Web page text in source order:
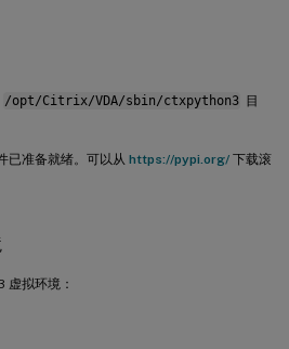
/opt/Citrix/VDA/sbin/ctxpython3 目
已准备就绪。可以从 https://pypi.org/下载滚
虚拟环境：